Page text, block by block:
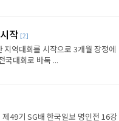
작 [2]
역대회를 시작으로 3개월 장정에
국대회로 바둑 ...
49기 SG배 한국일보 명인전 16강